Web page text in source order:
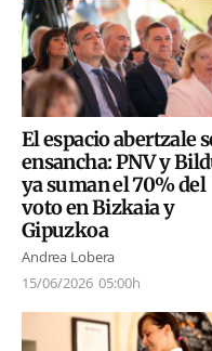
El espacio abertzale
ensancha: PNV y
ya suman el 70% del
voto en Bizkaia y
Gipuzkoa
Andrea Lobera
15/06/2026 05:00h